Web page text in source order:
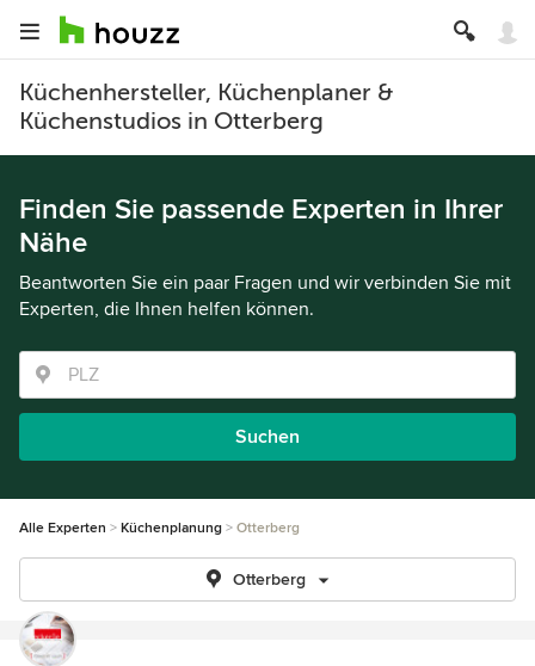
Küchenhersteller, Küchenplaner &
Küchenstudios in Otterberg
Finden Sie passende Experten in Ihrer
Nähe
Beantworten Sie ein paar Fragen und wir verbinden Sie mit
Experten, die Ihnen helfen können.
Suchen
Alle Experten Küchenplanung Otterberg
Otterberg